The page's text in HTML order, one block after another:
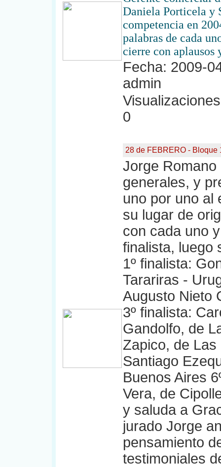
Daniela Porticela y
competencia en
palabras de cada
cierre con aplausos
Fecha: 2009-
admin
0
28 de FEBRERO - Bloque
Jorge
generales, y
uno por uno al
su lugar de
con cada uno
finalista, luego
1º finalista:
Tarariras -
Augusto Nieto
3º finalista:
Gandolfo, de
Zapico, de Las
Santiago
Buenos Aires
Vera, de
y saluda a
jurado Jorge
pensamiento
testimoniales